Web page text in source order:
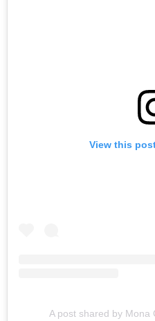
View this
A post shared by Mona